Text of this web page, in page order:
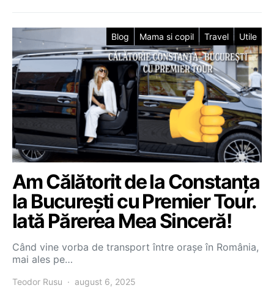
Blog Mama si copil Travel Utile
Am Călătorit de la Constanța
la București cu Premier Tour.
Iată Părerea Mea Sinceră!
Când vine vorba de transport între orașe în România,
mai ales pe…
Teodor Rusu august 6, 2025